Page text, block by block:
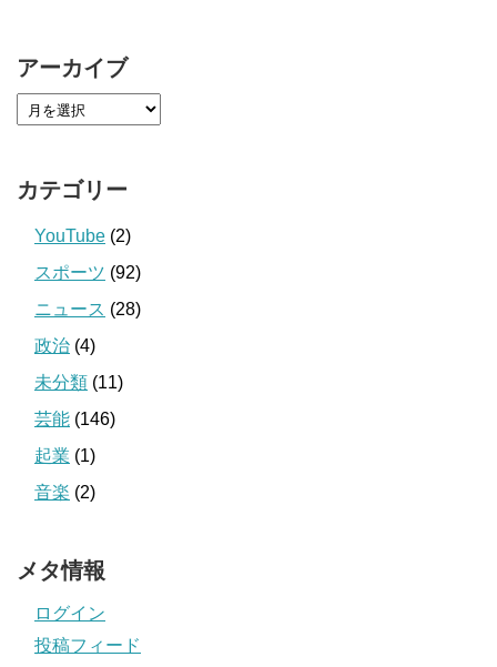
アーカイブ
カテゴリー
YouTube (2)
スポーツ (92)
ニュース (28)
政治 (4)
未分類 (11)
芸能 (146)
起業 (1)
音楽 (2)
メタ情報
ログイン
投稿フィード